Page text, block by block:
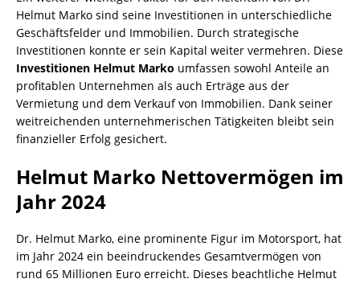
Helmut Marko sind seine Investitionen in unterschiedliche
Geschäftsfelder und Immobilien. Durch strategische
Investitionen konnte er sein Kapital weiter vermehren. Diese
Investitionen Helmut Marko umfassen sowohl Anteile an
profitablen Unternehmen als auch Erträge aus der
Vermietung und dem Verkauf von Immobilien. Dank seiner
weitreichenden unternehmerischen Tätigkeiten bleibt sein
finanzieller Erfolg gesichert.
Helmut Marko Nettovermögen im
Jahr 2024
Dr. Helmut Marko, eine prominente Figur im Motorsport, hat
im Jahr 2024 ein beeindruckendes Gesamtvermögen von
rund 65 Millionen Euro erreicht. Dieses beachtliche Helmut